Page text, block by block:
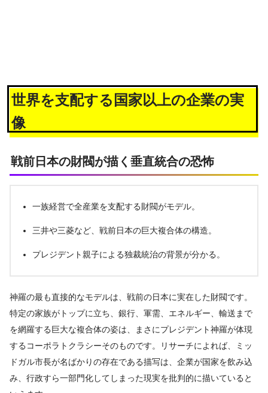
世界を支配する国家以上の企業の実
像
戦前日本の財閥が描く垂直統合の恐怖
一族経営で全産業を支配する財閥がモデル。
三井や三菱など、戦前日本の巨大複合体の構造。
プレジデント親子による独裁統治の背景が分かる。
神羅の最も直接的なモデルは、戦前の日本に実在した財閥です。
特定の家族がトップに立ち、銀行、軍需、エネルギー、輸送まで
を網羅する巨大な複合体の姿は、まさにプレジデント神羅が体現
するコーポラトクラシーそのものです。リサーチによれば、ミッ
ドガル市長が名ばかりの存在である描写は、企業が国家を飲み込
み、行政すら一部門化してしまった現実を批判的に描いていると